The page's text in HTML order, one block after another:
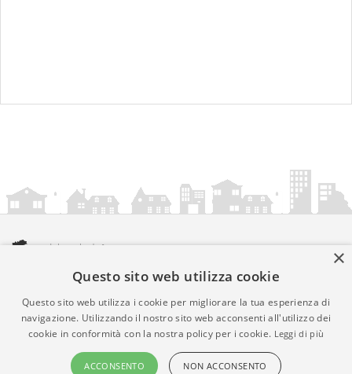
amministrazionicomunali.it è una iniziativa diartemedia.it
© Copyright MMXXIV - P.IVA 05400000724
Informazioni sul servizio |Informativa Privacy| Informativa
Cookies • Time 0.0097
×
Questo sito web utilizza cookie
Questo sito web utilizza i cookie per migliorare la tua esperienza di
navigazione. Utilizzando il nostro sito web acconsenti all'utilizzo dei
cookie in conformità con la nostra policy per i cookie. Leggi di più
ACCONSENTO NON ACCONSENTO